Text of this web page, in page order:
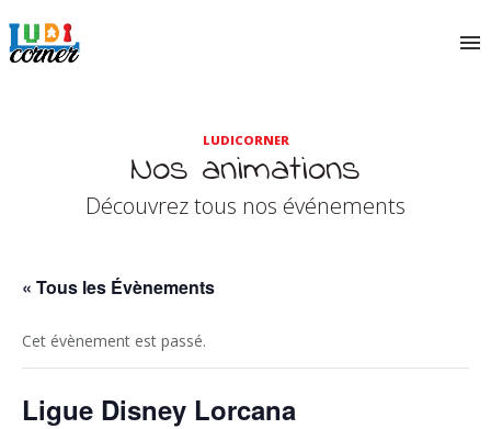
LUDICORNER
Nos animations
Découvrez tous nos événements
« Tous les Évènements
Cet évènement est passé.
Ligue Disney Lorcana